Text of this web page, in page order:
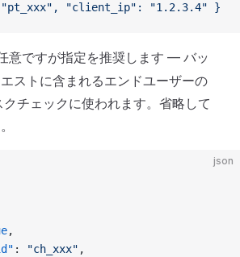
"pt_xxx", "client_ip": "1.2.3.4" }
意ですが指定を推奨します — バッ
ストに含まれるエンドユーザーの
チェックに使われます。省略して
json
,
: "ch_xxx" ,